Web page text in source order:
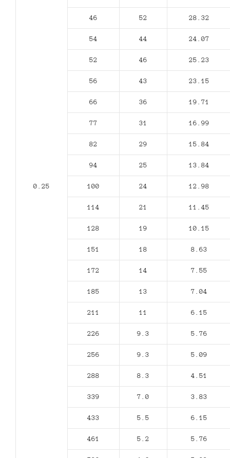
0.25
46 52 28.32
54 44 24.07
52 46 25.23
56 43 23.15
66 36 19.71
77 31 16.99
82 29 15.84
94 25 13.84
100 24 12.98
114 21 11.45
128 19 10.15
151 18 8.63
172 14 7.55
185 13 7.04
211 11 6.15
226 9.3 5.76
256 9.3 5.09
288 8.3 4.51
339 7.0 3.83
433 5.5 6.15
461 5.2 5.76